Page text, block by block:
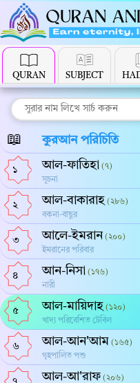
QURAN SUBJECT
📖 কুরআন পরিচিতি
১ আল-ফাতিহা (৭)
সূচনা
২ আল-বাকারাহ (২৮৬)
বকনা-বাছুর
৩ আলে-ইমরান (২০০)
ইমরানের পরিবার
৪ আন-নিসা (১৭৬)
নারী
৫ আল-মায়িদাহ (১২০)
খাদ্য পরিবেশিত টেবিল
৬ আল-আন'আম (১৬৫)
গৃহপালিত পশু
আল-আ'রাফ (২০৬)